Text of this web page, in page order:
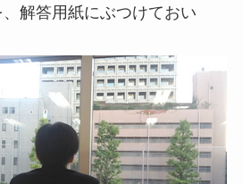
解答用紙にぶつけておい